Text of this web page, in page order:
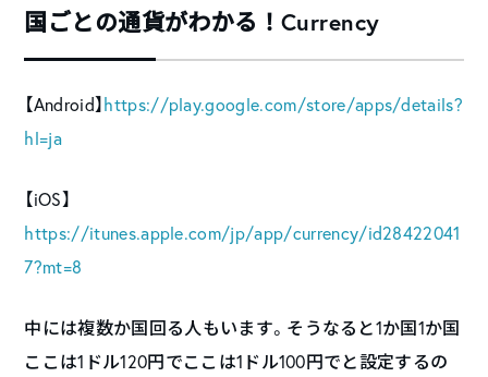
国ごとの通貨がわかる！Currency
【Android】 https://play.google.com/store/apps/details?
hl=ja
【iOS】
https://itunes.apple.com/jp/app/currency/id28422041
7?mt=8
中には複数か国回る人もいます。そうなると1か国1か国
ここは1ドル120円でここは1ドル100円でと設定するの